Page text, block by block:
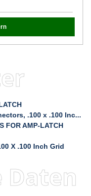
.100 x .100 Inc...
FOR AMP-LATCH
X .100 Inch Grid
Daten